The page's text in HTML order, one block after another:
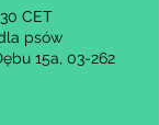
CET
psów
15a, 03-262